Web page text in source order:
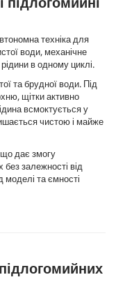
техніка для
води, механічне
в одному циклі.
та брудної води. Під
щітки активно
всмоктується у
чистою і майже
дає змогу
залежності від
моделі та ємності